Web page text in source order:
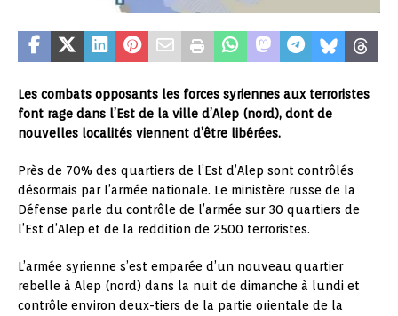
Les combats opposants les forces syriennes aux terroristes
font rage dans l’Est de la ville d’Alep (nord), dont de
nouvelles localités viennent d’être libérées.
Près de 70% des quartiers de l’Est d’Alep sont contrôlés
désormais par l’armée nationale. Le ministère russe de la
Défense parle du contrôle de l’armée sur 30 quartiers de
l’Est d’Alep et de la reddition de 2500 terroristes.
L’armée syrienne s’est emparée d’un nouveau quartier
rebelle à Alep (nord) dans la nuit de dimanche à lundi et
contrôle environ deux-tiers de la partie orientale de la